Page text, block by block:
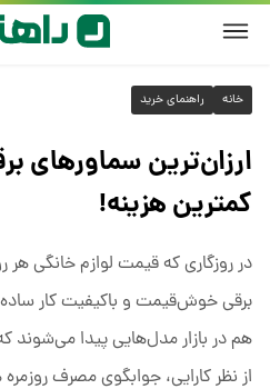
خانه راهنمای خرید
ارزان‌ترین سماورهای
کمترین هزینه!
در روزگاری که قیمت لوازم خانگی هر
برقی خوش‌قیمت و باکیفیت کار
هم در بازار مدل‌هایی پیدا می‌شوند
از نظر کارایی، جوابگوی مصرف